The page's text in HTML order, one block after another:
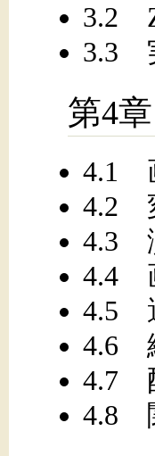
3.2
3.3
第4
4.1
4.2
4.3
4.4
4.5
4.6
4.7
4.8